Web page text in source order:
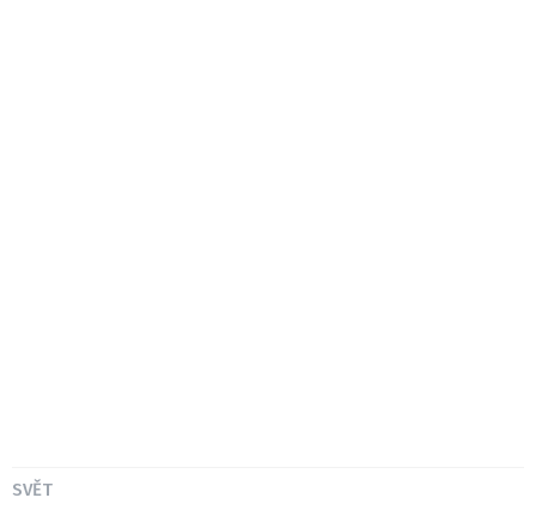
SVĚT